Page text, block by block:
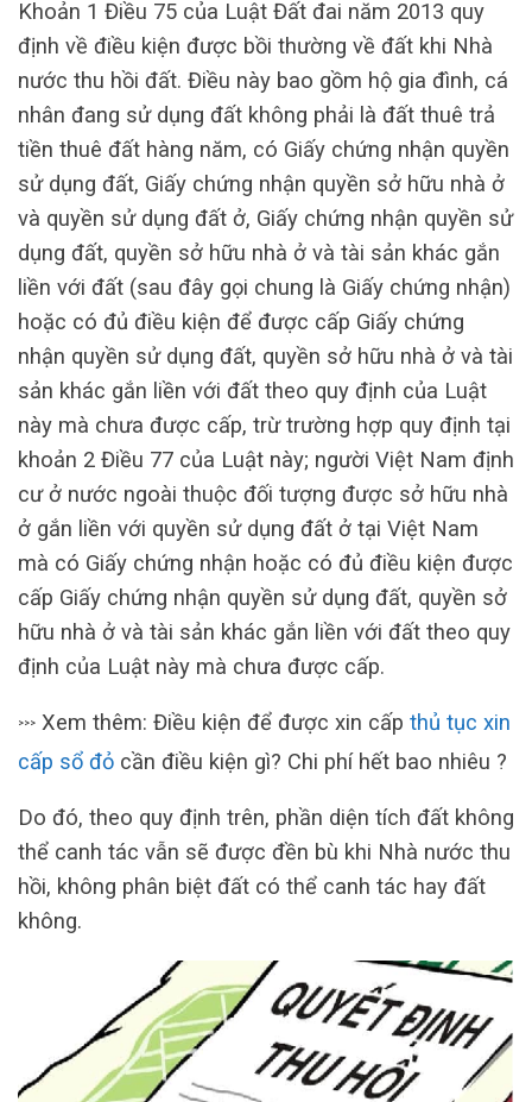
Khoản 1 Điều 75 của Luật Đất đai năm 2013 quy
định về điều kiện được bồi thường về đất khi Nhà
nước thu hồi đất. Điều này bao gồm hộ gia đình, cá
nhân đang sử dụng đất không phải là đất thuê trả
tiền thuê đất hàng năm, có Giấy chứng nhận quyền
sử dụng đất, Giấy chứng nhận quyền sở hữu nhà ở
và quyền sử dụng đất ở, Giấy chứng nhận quyền sử
dụng đất, quyền sở hữu nhà ở và tài sản khác gắn
liền với đất (sau đây gọi chung là Giấy chứng nhận)
hoặc có đủ điều kiện để được cấp Giấy chứng
nhận quyền sử dụng đất, quyền sở hữu nhà ở và tài
sản khác gắn liền với đất theo quy định của Luật
này mà chưa được cấp, trừ trường hợp quy định tại
khoản 2 Điều 77 của Luật này; người Việt Nam định
cư ở nước ngoài thuộc đối tượng được sở hữu nhà
ở gắn liền với quyền sử dụng đất ở tại Việt Nam
mà có Giấy chứng nhận hoặc có đủ điều kiện được
cấp Giấy chứng nhận quyền sử dụng đất, quyền sở
hữu nhà ở và tài sản khác gắn liền với đất theo quy
định của Luật này mà chưa được cấp.
>>> Xem thêm: Điều kiện để được xin cấp thủ tục xin
cấp sổ đỏ cần điều kiện gì? Chi phí hết bao nhiêu ?
Do đó, theo quy định trên, phần diện tích đất không
thể canh tác vẫn sẽ được đền bù khi Nhà nước thu
hồi, không phân biệt đất có thể canh tác hay đất
không.